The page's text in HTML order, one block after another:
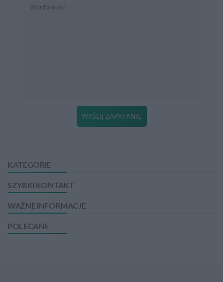
KATEGORIE
SZYBKI KONTAKT
WAŻNE INFORMACJE
POLECANE
WYŚLIJ ZAPYTANIE